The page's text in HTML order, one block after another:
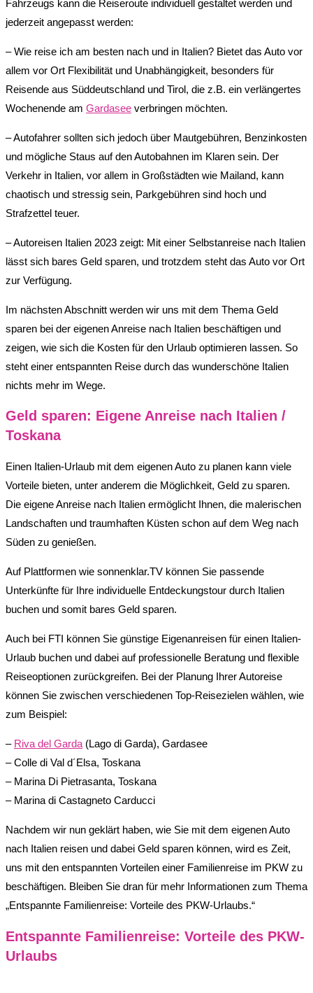
Fahrzeugs kann die Reiseroute individuell gestaltet werden und
jederzeit angepasst werden:
– Wie reise ich am besten nach und in Italien? Bietet das Auto vor
allem vor Ort Flexibilität und Unabhängigkeit, besonders für
Reisende aus Süddeutschland und Tirol, die z.B. ein verlängertes
Wochenende am Gardasee verbringen möchten.
– Autofahrer sollten sich jedoch über Mautgebühren, Benzinkosten
und mögliche Staus auf den Autobahnen im Klaren sein. Der
Verkehr in Italien, vor allem in Großstädten wie Mailand, kann
chaotisch und stressig sein, Parkgebühren sind hoch und
Strafzettel teuer.
– Autoreisen Italien 2023 zeigt: Mit einer Selbstanreise nach Italien
lässt sich bares Geld sparen, und trotzdem steht das Auto vor Ort
zur Verfügung.
Im nächsten Abschnitt werden wir uns mit dem Thema Geld
sparen bei der eigenen Anreise nach Italien beschäftigen und
zeigen, wie sich die Kosten für den Urlaub optimieren lassen. So
steht einer entspannten Reise durch das wunderschöne Italien
nichts mehr im Wege.
Geld sparen: Eigene Anreise nach Italien /
Toskana
Einen Italien-Urlaub mit dem eigenen Auto zu planen kann viele
Vorteile bieten, unter anderem die Möglichkeit, Geld zu sparen.
Die eigene Anreise nach Italien ermöglicht Ihnen, die malerischen
Landschaften und traumhaften Küsten schon auf dem Weg nach
Süden zu genießen.
Auf Plattformen wie sonnenklar.TV können Sie passende
Unterkünfte für Ihre individuelle Entdeckungstour durch Italien
buchen und somit bares Geld sparen.
Auch bei FTI können Sie günstige Eigenanreisen für einen Italien-
Urlaub buchen und dabei auf professionelle Beratung und flexible
Reiseoptionen zurückgreifen. Bei der Planung Ihrer Autoreise
können Sie zwischen verschiedenen Top-Reisezielen wählen, wie
zum Beispiel:
– Riva del Garda (Lago di Garda), Gardasee
– Colle di Val d´Elsa, Toskana
– Marina Di Pietrasanta, Toskana
– Marina di Castagneto Carducci
Nachdem wir nun geklärt haben, wie Sie mit dem eigenen Auto
nach Italien reisen und dabei Geld sparen können, wird es Zeit,
uns mit den entspannten Vorteilen einer Familienreise im PKW zu
beschäftigen. Bleiben Sie dran für mehr Informationen zum Thema
„Entspannte Familienreise: Vorteile des PKW-Urlaubs.“
Entspannte Familienreise: Vorteile des PKW-
Urlaubs